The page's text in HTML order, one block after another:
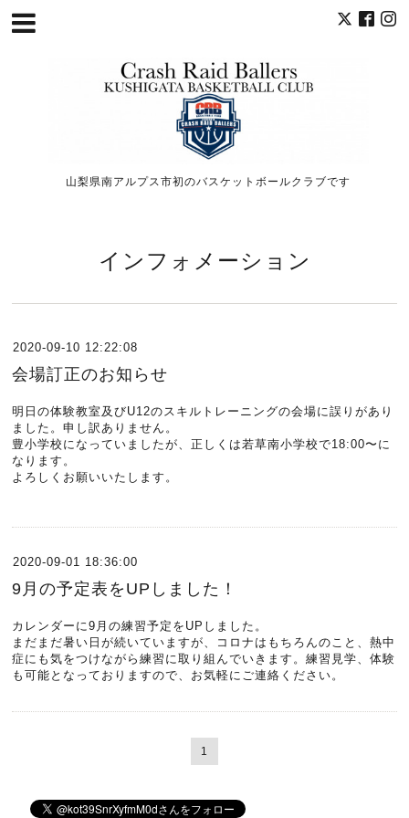
山梨県南アルプス市初のバスケットボールクラブです
インフォメーション
2020-09-10 12:22:08
会場訂正のお知らせ
明日の体験教室及びU12のスキルトレーニングの会場に誤りがあり
ました。申し訳ありません。
豊小学校になっていましたが、正しくは若草南小学校で18:00〜に
なります。
よろしくお願いいたします。
2020-09-01 18:36:00
9月の予定表をUPしました！
カレンダーに9月の練習予定をUPしました。
まだまだ暑い日が続いていますが、コロナはもちろんのこと、熱中
症にも気をつけながら練習に取り組んでいきます。練習見学、体験
も可能となっておりますので、お気軽にご連絡ください。
1